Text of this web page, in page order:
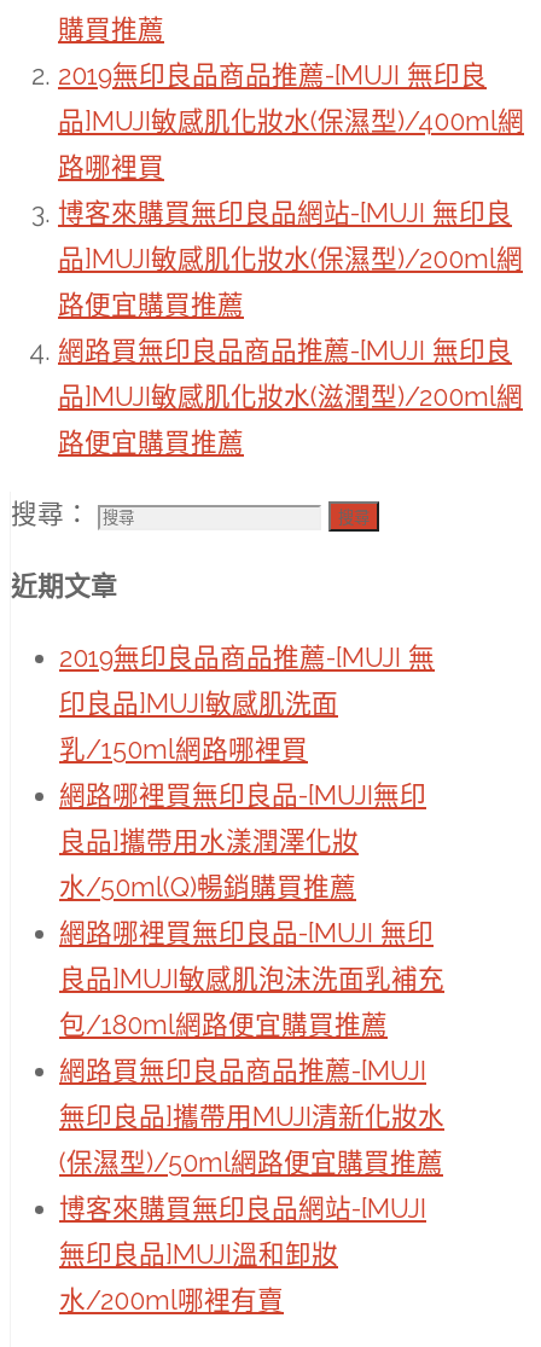
購買推薦
2019無印良品商品推薦-[MUJI 無印良
品]MUJI敏感肌化妝水(保濕型)/400ml網
路哪裡買
博客來購買無印良品網站-[MUJI 無印良
品]MUJI敏感肌化妝水(保濕型)/200ml網
路便宜購買推薦
網路買無印良品商品推薦-[MUJI 無印良
品]MUJI敏感肌化妝水(滋潤型)/200ml網
路便宜購買推薦
搜尋： 搜尋
近期文章
2019無印良品商品推薦-[MUJI 無
印良品]MUJI敏感肌洗面
乳/150ml網路哪裡買
網路哪裡買無印良品-[MUJI無印
良品]攜帶用水漾潤澤化妝
水/50ml(Q)暢銷購買推薦
網路哪裡買無印良品-[MUJI 無印
良品]MUJI敏感肌泡沫洗面乳補充
包/180ml網路便宜購買推薦
網路買無印良品商品推薦-[MUJI
無印良品]攜帶用MUJI清新化妝水
(保濕型)/50ml網路便宜購買推薦
博客來購買無印良品網站-[MUJI
無印良品]MUJI溫和卸妝
水/200ml哪裡有賣